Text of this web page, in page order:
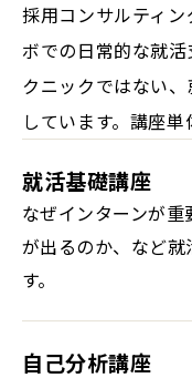
採用コンサルティ
ボでの日常的な就
クニックではない
しています。講座単
就活基礎講座
なぜインターンが
が出るのか、など
す。
自己分析講座